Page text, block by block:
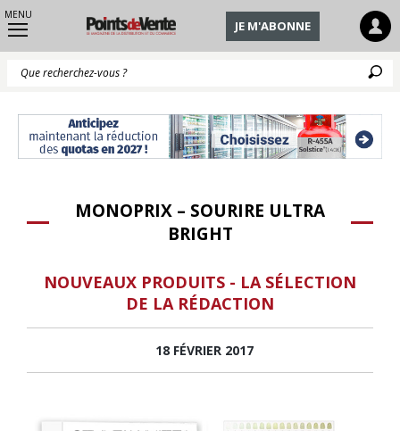
MENU
JE M'ABONNE
MONOPRIX – SOURIRE ULTRA
BRIGHT
NOUVEAUX PRODUITS - LA SÉLECTION
DE LA RÉDACTION
18 FÉVRIER 2017